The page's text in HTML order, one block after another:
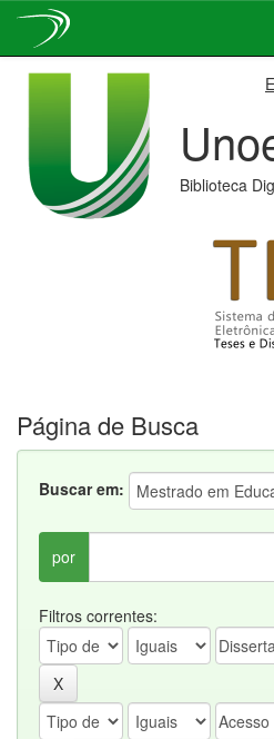
Biblioteca
Página de Busca
Buscar em:
por
Filtros correntes: